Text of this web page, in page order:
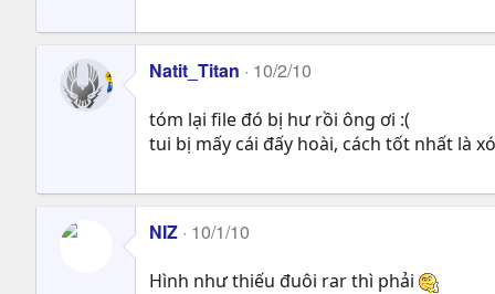
Natit_Titan 10/2/10
tóm lại file đó bị hư rồi ông ơi :(
tui bị mấy cái đấy hoài, cách tốt nhất là
NIZ 10/1/10
Hình như thiếu đuôi rar thì phải